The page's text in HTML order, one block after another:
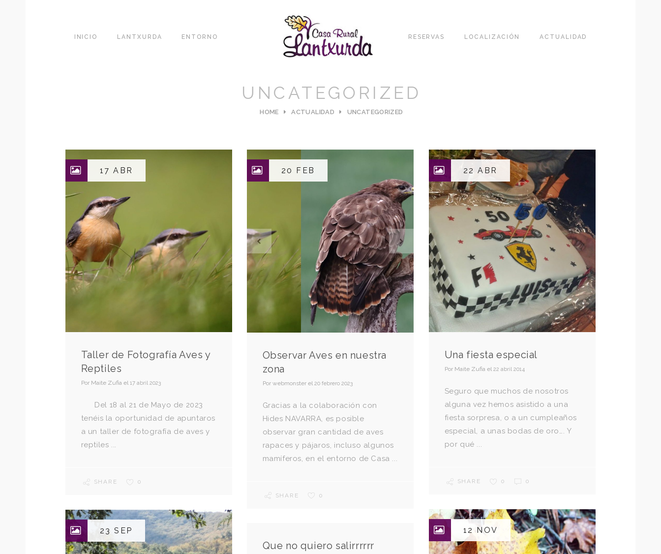
INICIO LANTXURDA ENTORNO RESERVAS LOCALIZACIÓN ACTUALIDAD
UNCATEGORIZED
HOME ACTUALIDAD UNCATEGORIZED
17 ABR
Taller de Fotografía Aves y
Reptiles
Por Maite Zufia el17 abril 2023
Del 18 al 21 de Mayo de 2023
tenéis la oportunidad de apuntaros
a un taller de fotografía de aves y
reptiles ...
SHARE 0
20 FEB
Observar Aves en nuestra
zona
Por webmonster el20 febrero 2023
Gracias a la colaboración con
Hides NAVARRA, es posible
observar gran cantidad de aves
rapaces y pájaros, incluso algunos
mamíferos, en el entorno de Casa ...
SHARE 0
22 ABR
Una fiesta especial
Por Maite Zufia el22 abril 2014
Seguro que muchos de nosotros
alguna vez hemos asistido a una
fiesta sorpresa, o a un cumpleaños
especial, a unas bodas de oro…. Y
por qué ...
SHARE 0 0
12 NOV
23 SEP
Que no quiero salirrrrrr